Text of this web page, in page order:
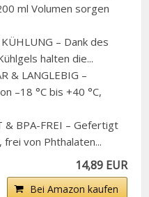
ml Volumen sorgen
– Dank des
halten die...
& LANGLEBIG –
–18 °C bis +40 °C,
& BPA-FREI – Gefertigt
von Phthalaten...
14,89 EUR
Bei Amazon kaufen